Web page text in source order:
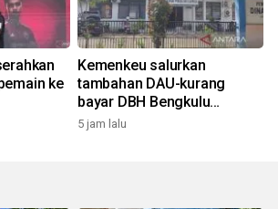
ke
Kemenkeu salurkan
tambahan DAU-kurang
bayar DBH Bengkulu
Rp193,09 M
5 jam lalu